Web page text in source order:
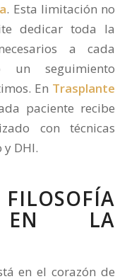
. Esta limitación no
dedicar toda la
a cada
un seguimiento
En Trasplante
paciente recibe
con técnicas
y DHI.
EN LA
en el corazón de